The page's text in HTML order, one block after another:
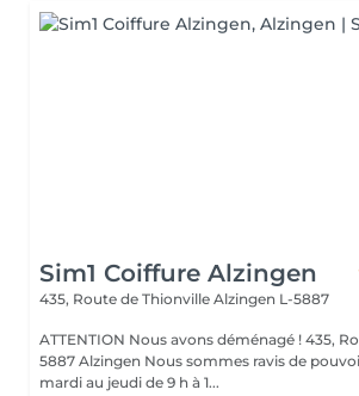
Sim1 Coiffure Alzingen
435, Route de Thionville Alzingen L-5887
ATTENTION Nous avons déménagé ! 435, Route de Thionville L-
5887 Alzingen Nous sommes ravis de pouvoir vous accueillir du
mardi au jeudi de 9 h à 1...